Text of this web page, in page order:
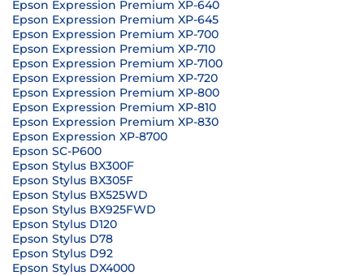
Epson Expression Premium XP-640
Epson Expression Premium XP-645
Epson Expression Premium XP-700
Epson Expression Premium XP-710
Epson Expression Premium XP-7100
Epson Expression Premium XP-720
Epson Expression Premium XP-800
Epson Expression Premium XP-810
Epson Expression Premium XP-830
Epson Expression XP-8700
Epson SC-P600
Epson Stylus BX300F
Epson Stylus BX305F
Epson Stylus BX525WD
Epson Stylus BX925FWD
Epson Stylus D120
Epson Stylus D78
Epson Stylus D92
Epson Stylus DX4000